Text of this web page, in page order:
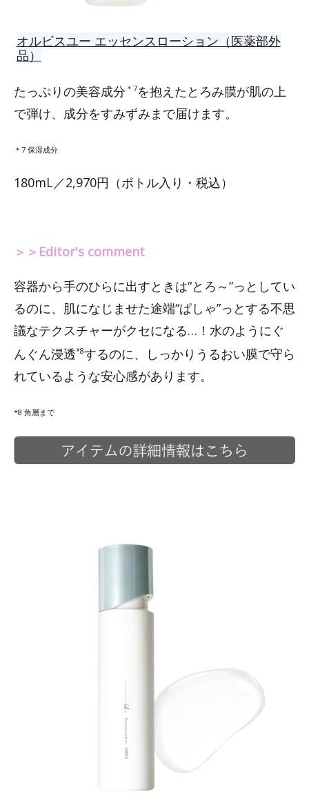
オルビスユー エッセンスローション（医薬部外
品）
たっぷりの美容成分 ＊7を抱えたとろみ膜が肌の上
で弾け、成分をすみずみまで届けます。
＊7 保湿成分
180mL／2,970円（ボトル入り・税込）
＞＞Editor's comment
容器から手のひらに出すときは“とろ～”っとしてい
るのに、肌になじませた途端“ぱしゃ”っとする不思
議なテクスチャーがクセになる…！水のようにぐ
んぐん浸透*8するのに、しっかりうるおい膜で守ら
れているような安心感があります。
*8 角層まで